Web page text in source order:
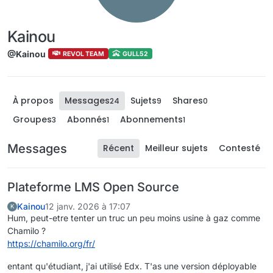
Kainou
@Kainou REVOL TEAM GULL52
À propos Messages24 Sujets9 Shares0
Groupes3 Abonnés1 Abonnements1
Messages Récent Meilleur sujets Contesté
Plateforme LMS Open Source
K Kainou12 janv. 2026 à 17:07
Hum, peut-etre tenter un truc un peu moins usine à gaz comme
Chamilo ?
https://chamilo.org/fr/
entant qu'étudiant, j'ai utilisé Edx. T'as une version déployable